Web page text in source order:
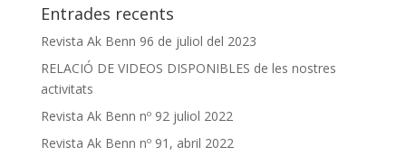
Entrades recents
Revista Ak Benn 96 de juliol del 2023
RELACIÓ DE VIDEOS DISPONIBLES de les nostres
activitats
Revista Ak Benn nº 92 juliol 2022
Revista Ak Benn nº 91, abril 2022